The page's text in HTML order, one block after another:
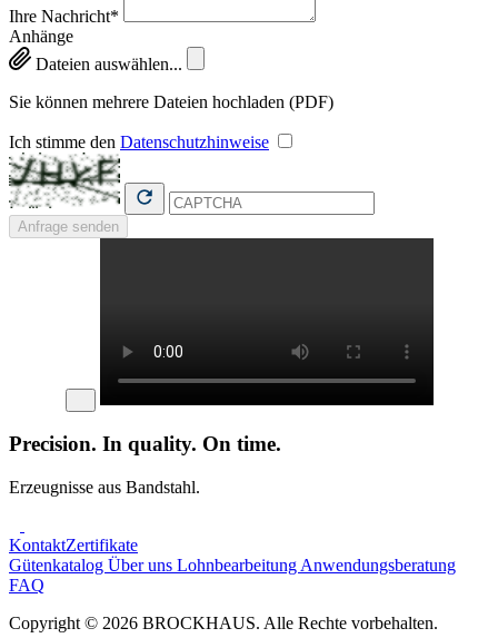
Ihre Nachricht*
Anhänge
Dateien auswählen...
Sie können mehrere Dateien hochladen (PDF)
Ich stimme den Datenschutzhinweise
Anfrage senden
Precision. In quality. On time.
Erzeugnisse aus Bandstahl.
KontaktZertifikate
Gütenkatalog Über uns Lohnbearbeitung Anwendungsberatung
FAQ
Copyright © 2026 BROCKHAUS. Alle Rechte vorbehalten.